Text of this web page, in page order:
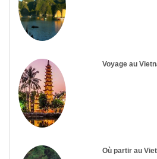
Voyage au
Où partir au